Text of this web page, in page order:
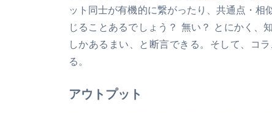
ット同士が有機的に繋がったり、共通点・
じることあるでしょう？ 無い？ とにかく、
しかあるまい、と断言できる。そして、コ
る。
アウトプット